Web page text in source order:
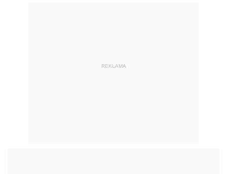
REKLAMA